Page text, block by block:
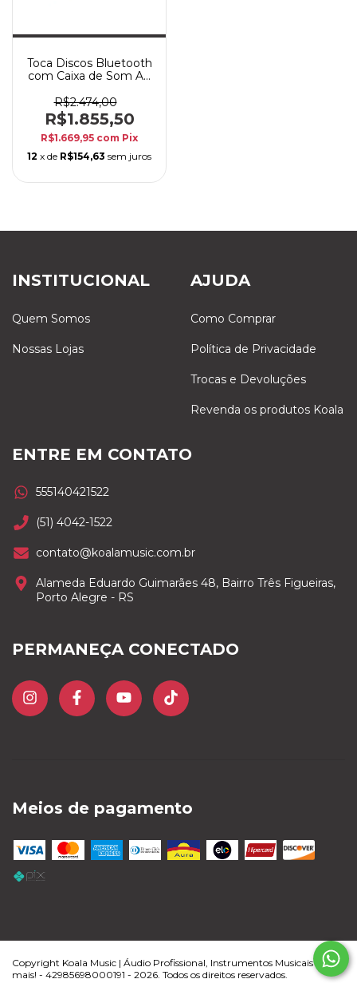
Toca Discos Bluetooth
com Caixa de Som AZ
Vinil cor Natural
R$2.474,00
R$1.855,50
R$1.669,95 com Pix
12 x de R$154,63 sem juros
INSTITUCIONAL
Quem Somos
Nossas Lojas
AJUDA
Como Comprar
Política de Privacidade
Trocas e Devoluções
Revenda os produtos Koala
ENTRE EM CONTATO
555140421522
(51) 4042-1522
contato@koalamusic.com.br
Alameda Eduardo Guimarães 48, Bairro Três Figueiras,
Porto Alegre - RS
PERMANEÇA CONECTADO
Meios de pagamento
Copyright Koala Music | Áudio Profissional, Instrumentos Musicais e
mais! - 42985698000191 - 2026. Todos os direitos reservados.